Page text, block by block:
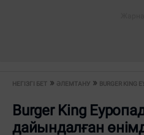
НЕГІЗГІ БЕТ ӘЛЕМТАНУ BURGER KING
Burger King
дайындалған